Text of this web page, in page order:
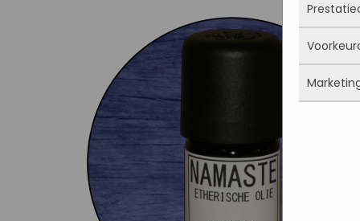
Deze
actief
iets
Je kunt
maar
Met
deze
uw
Deze
heen
wordt